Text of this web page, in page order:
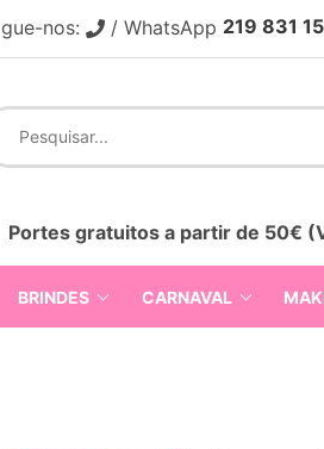
nos: / WhatsApp 219 831
Portes gratuitos a partir de 50€
BRINDES CARNAVAL